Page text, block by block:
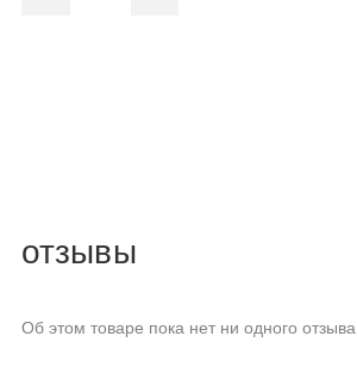
отзывы
Об этом товаре пока нет ни одного отзыва